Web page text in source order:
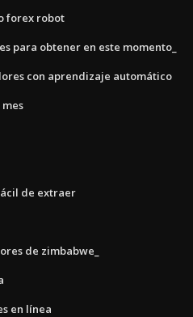
forex robot
para obtener en este momento_
con aprendizaje automático
de extraer
de zimbabwe_
en línea